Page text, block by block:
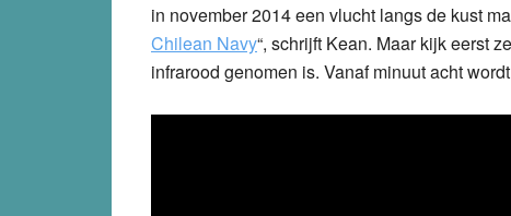
in november 2014 een vlucht langs de kust
Chilean Navy“, schrijft Kean. Maar kijk eerst
infrarood genomen is. Vanaf minuut acht